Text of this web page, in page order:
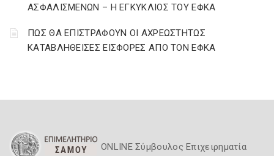
ΑΣΦΑΛΙΣΜΕΝΩΝ – Η ΕΓΚΥΚΛΙΟΣ ΤΟΥ ΕΦΚΑ
ΠΩΣ ΘΑ ΕΠΙΣΤΡΑΦΟΥΝ ΟΙ ΑΧΡΕΩΣΤΗΤΩΣ
ΚΑΤΑΒΛΗΘΕΙΣΕΣ ΕΙΣΦΟΡΕΣ ΑΠΟ ΤΟΝ ΕΦΚΑ
ONLINE Σύμβουλος Επιχειρηματία